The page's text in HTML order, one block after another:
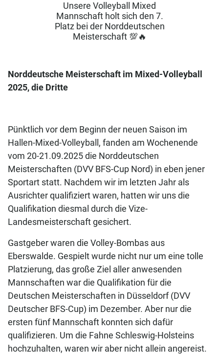
Unsere Volleyball Mixed
Mannschaft holt sich den 7.
Platz bei der Norddeutschen
Meisterschaft 💯🔥
Norddeutsche Meisterschaft im Mixed-Volleyball
2025, die Dritte
Pünktlich vor dem Beginn der neuen Saison im
Hallen-Mixed-Volleyball, fanden am Wochenende
vom 20-21.09.2025 die Norddeutschen
Meisterschaften (DVV BFS-Cup Nord) in eben jener
Sportart statt. Nachdem wir im letzten Jahr als
Ausrichter qualifiziert waren, hatten wir uns die
Qualifikation diesmal durch die Vize-
Landesmeisterschaft gesichert.
Gastgeber waren die Volley-Bombas aus
Eberswalde. Gespielt wurde nicht nur um eine tolle
Platzierung, das große Ziel aller anwesenden
Mannschaften war die Qualifikation für die
Deutschen Meisterschaften in Düsseldorf (DVV
Deutscher BFS-Cup) im Dezember. Aber nur die
ersten fünf Mannschaft konnten sich dafür
qualifizieren. Um die Fahne Schleswig-Holsteins
hochzuhalten, waren wir aber nicht allein angereist.